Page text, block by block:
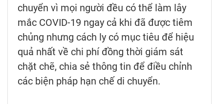
chuyển vì mọi người đều có thể làm lây
mắc COVID-19 ngay cả khi đã được tiêm
chủng nhưng cách ly có mục tiêu để hiệu
quả nhất về chi phí đồng thời giám sát
chặt chẽ, chia sẻ thông tin để điều chỉnh
các biện pháp hạn chế di chuyển.